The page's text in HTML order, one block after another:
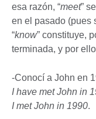
esa razón, “meet”
en el pasado (pues
“know” constituye,
terminada, y por
-Conocí a John en
I have met John in
I met John in 1990.